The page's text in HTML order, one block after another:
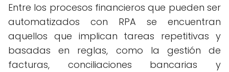
Entre los procesos financieros que pueden ser
automatizados con RPA se encuentran
aquellos que implican tareas repetitivas y
basadas en reglas, como la gestión de
facturas, conciliaciones bancarias y